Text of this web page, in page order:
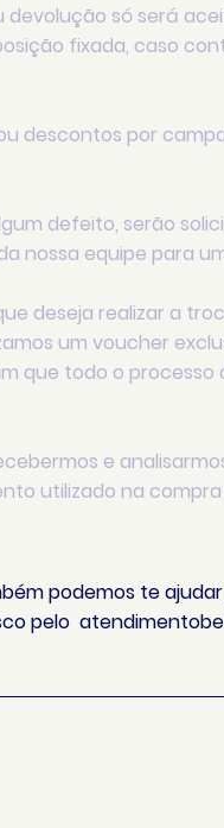
só será
fixada, caso
descontos por
defeito, serão
nossa equipe para
deseja realizar a
um voucher
que todo o
e
utilizado na
podemos te
pelo